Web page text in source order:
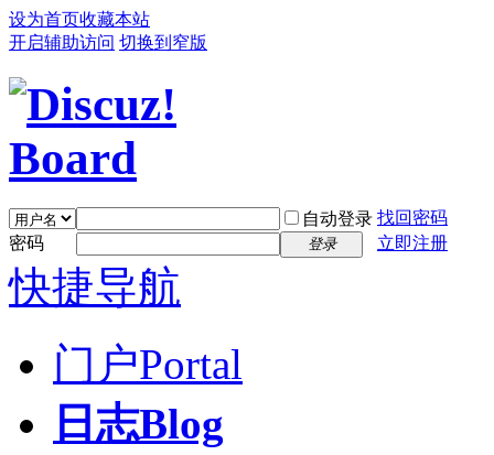
设为首页收藏本站
开启辅助访问 切换到窄版
自动登录 找回密码
密码
登录 立即注册
快捷导航
门户Portal
日志Blog